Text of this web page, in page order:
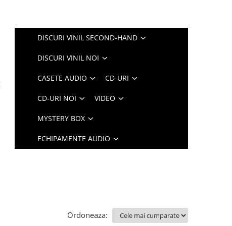
DISCURI VINIL SECOND-HAND
DISCURI VINIL NOI
CASETE AUDIO CD-URI
CD-URI NOI VIDEO
MYSTERY BOX
ECHIPAMENTE AUDIO
Ordoneaza: